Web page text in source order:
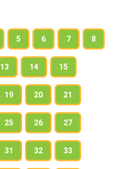
5 6 7 8
13 14 15
19 20 21
25 26 27
31 32 33